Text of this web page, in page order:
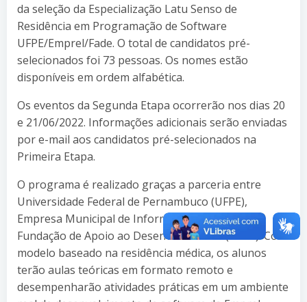
da seleção da Especialização Latu Senso de
Residência em Programação de Software
UFPE/Emprel/Fade. O total de candidatos pré-
selecionados foi 73 pessoas. Os nomes estão
disponíveis em ordem alfabética.
Os eventos da Segunda Etapa ocorrerão nos dias 20
e 21/06/2022. Informações adicionais serão enviadas
por e-mail aos candidatos pré-selecionados na
Primeira Etapa.
O programa é realizado graças a parceria entre
Universidade Federal de Pernambuco (UFPE),
Empresa Municipal de Informática (EMPREL) e
Fundação de Apoio ao Desenvolvimento (FADE). Com
modelo baseado na residência médica, os alunos
terão aulas teóricas em formato remoto e
desempenharão atividades práticas em um ambiente